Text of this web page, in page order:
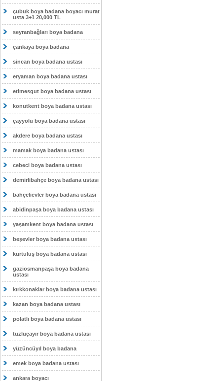
çubuk boya badana boyacı murat
usta 3+1 20,000 TL
seyranbağları boya badana
çankaya boya badana
sincan boya badana ustası
eryaman boya badana ustası
etimesgut boya badana ustası
konutkent boya badana ustası
çayyolu boya badana ustası
akdere boya badana ustası
mamak boya badana ustası
cebeci boya badana ustası
demirlibahçe boya badana ustası
bahçelievler boya badana ustası
abidinpaşa boya badana ustası
yaşamkent boya badana ustası
beşevler boya badana ustası
kurtuluş boya badana ustası
gaziosmanpaşa boya badana
ustası
kırkkonaklar boya badana ustası
kazan boya badana ustası
polatlı boya badana ustası
tuzluçayır boya badana ustası
yüzüncüyıl boya badana
emek boya badana ustası
ankara boyacı